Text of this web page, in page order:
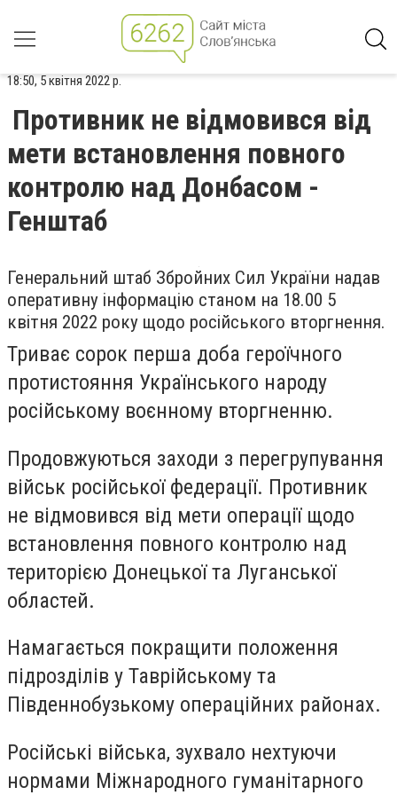
18:50, 5 квітня 2022 р.
Противник не відмовився від
мети встановлення повного
контролю над Донбасом -
Генштаб
Генеральний штаб Збройних Сил України надав
оперативну інформацію станом на 18.00 5
квітня 2022 року щодо російського вторгнення.
Триває сорок перша доба героїчного
протистояння Українського народу
російському воєнному вторгненню.
Продовжуються заходи з перегрупування
військ російської федерації. Противник
не відмовився від мети операції щодо
встановлення повного контролю над
територією Донецької та Луганської
областей.
Намагається покращити положення
підрозділів у Таврійському та
Південнобузькому операційних районах.
Російські війська, зухвало нехтуючи
нормами Міжнародного гуманітарного